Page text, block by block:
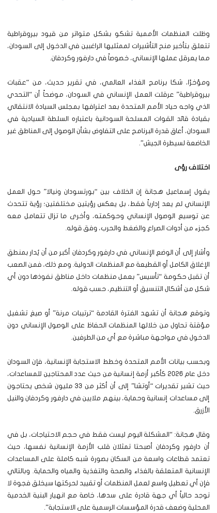
وظلت المنظمات الأممية تشكو بشكل متواتر من قيود بيروقراطية
تتعلق بتأخير منح التأشيرات لممثليها الراغبين في الدخول إلى السودان،
مما يعرقل عملها الإنساني، خصوصاً في دارفور وكردفان.
ومؤخرًا، شكا برنامج الغذاء العالمي، في تقرير حديث، من “عقبات
بيروقراطية” عرقلت العمل الإنساني في السودان، موضحاً أن “التحدي
الذي واجه حياد الأمم المتحدة بعد اعترافها بمجلس السيادة الانتقالي
بقيادة قائد القوات المسلحة السودانية باعتباره السلطة السيادية في
السودان، أعاق قدرة البرنامج على التفاوض بشأن الوصول إلى المناطق غير
الخاضعة لسيطرة الجيش”.
اختلاف رؤى
يقول إسماعيل هجانة إن الخلاف بين “بورتسودان ونيالا” حول العمل
الإنساني لم يعد إدارياً فقط، بل يعكس رؤيتين مختلفتين؛ رؤية تتحدث
عن توسيع الوصول الإنساني وحوكمته، وأخرى ما تزال تتعامل معه
كجزء من أدوات الصراع والضغط والحرب، وفق قوله.
وأشار إلى أن الوضع الإنساني في دارفور وكردفان أكبر من أن يُدار بمنطق
الإغلاق الكامل أو القطيعة مع المنظمات الدولية. ومع ذلك، فمن الصعب
أن تقبل حكومة “تأسيس” بعمل منظمات داخل مناطق نفوذها دون أي
شكل من أشكال التنسيق أو التنظيم، حسب قوله.
وتوقع هجانة أن تشهد الفترة القادمة “ترتيبات مرنة” أو صيغ تشغيل
مؤقتة تحاول من خلالها المنظمات الحفاظ على الوصول الإنساني دون
الدخول في مواجهة مباشرة مع أي من الطرفين.
وبحسب بيانات الأمم المتحدة وخطط الاستجابة الإنسانية، فإن السودان
دخل عام 2026 كأكبر أزمة إنسانية من حيث عدد المحتاجين للمساعدات،
حيث تشير تقديرات “أوتشا” إلى أن أكثر من 33 مليون شخص يحتاجون
إلى مساعدات إنسانية وحماية، بينهم ملايين في دارفور وكردفان والنيل
الأزرق.
وقال هجانة: “المشكلة اليوم ليست فقط في حجم الاحتياجات، بل في
أن دارفور وكردفان أصبحتا تمثلان قلب الأزمة الإنسانية نفسها، حيث
تعتمد قطاعات واسعة من السكان بصورة شبه كاملة على المساعدات
الإنسانية المتعلقة بالغذاء والصحة والتغذية والمياه والحماية. وبالتالي
فإن أي تعطيل واسع لعمل المنظمات أو تقييد لحركتها سيخلق فجوة لا
توجد حالياً أي جهة قادرة على سدها، خاصة مع انهيار البنية الخدمية
المحلية وضعف قدرة المؤسسات الرسمية على الاستجابة”.